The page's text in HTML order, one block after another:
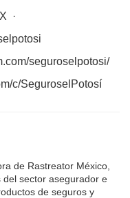
·
seguroselpotosi/
c/SeguroselPotosí
de Rastreator México,
sector asegurador e
de seguros y